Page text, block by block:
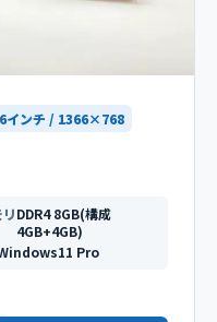
インチ / 1366×768
DDR4 8GB(構成
4GB+4GB)
Pro